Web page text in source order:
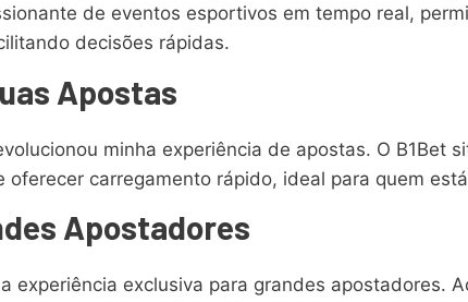
de eventos esportivos em tempo real,
decisões rápidas.
Apostas
minha experiência de apostas. O B1Bet
carregamento rápido, ideal para quem
Apostadores
exclusiva para grandes apostadores.